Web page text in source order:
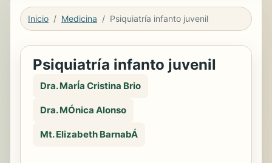
Inicio Medicina Psiquiatría infanto juvenil
Psiquiatría infanto juvenil
Dra. MarÍa Cristina Brio
Dra. MÓnica Alonso
Mt. Elizabeth BarnabÁ